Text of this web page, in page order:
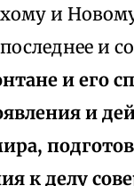
и
и
и его
и
к делу